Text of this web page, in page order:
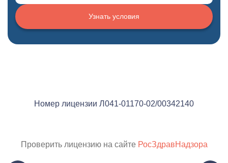
Узнать условия
Номер лицензии Л041-01170-02/00342140
Проверить лицензию на сайте РосЗдравНадзора